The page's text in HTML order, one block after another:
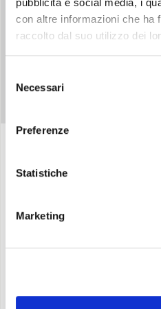
pubblicità e social media, i
con altre informazioni che ha
raccolto dal suo utilizzo dei
delNecessari
Preferenze
Statistiche
Marketing
Climatizza,
Versione da incasso
Gamma composta da2